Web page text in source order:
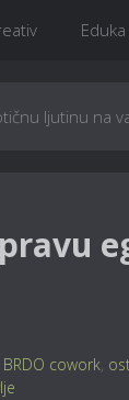
Eduka
ljutinu na
BRDO cowork,